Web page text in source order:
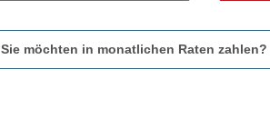
Sie möchten in monatlichen Raten zahlen?